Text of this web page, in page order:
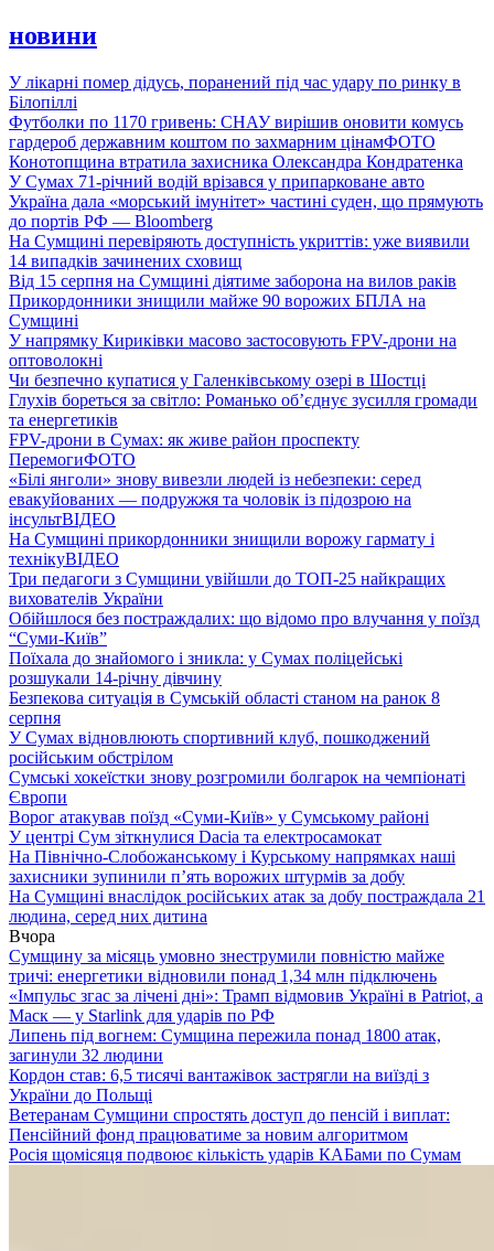
новини
У лікарні помер дідусь, поранений під час удару по ринку в
Білопіллі
Футболки по 1170 гривень: СНАУ вирішив оновити комусь
гардероб державним коштом по захмарним цінамФОТО
Конотопщина втратила захисника Олександра Кондратенка
У Сумах 71-річний водій врізався у припарковане авто
Україна дала «морський імунітет» частині суден, що прямують
до портів РФ — Bloomberg
На Сумщині перевіряють доступність укриттів: уже виявили
14 випадків зачинених сховищ
Від 15 серпня на Сумщині діятиме заборона на вилов раків
Прикордонники знищили майже 90 ворожих БПЛА на
Сумщині
У напрямку Кириківки масово застосовують FPV-дрони на
оптоволокні
Чи безпечно купатися у Галенківському озері в Шостці
Глухів бореться за світло: Романько об’єднує зусилля громади
та енергетиків
FPV-дрони в Сумах: як живе район проспекту
ПеремогиФОТО
«Білі янголи» знову вивезли людей із небезпеки: серед
евакуйованих — подружжя та чоловік із підозрою на
інсультВІДЕО
На Сумщині прикордонники знищили ворожу гармату і
технікуВІДЕО
Три педагоги з Сумщини увійшли до ТОП-25 найкращих
вихователів України
Обійшлося без постраждалих: що відомо про влучання у поїзд
“Суми-Київ”
Поїхала до знайомого і зникла: у Сумах поліцейські
розшукали 14-річну дівчину
Безпекова ситуація в Сумській області станом на ранок 8
серпня
У Сумах відновлюють спортивний клуб, пошкоджений
російським обстрілом
Сумські хокеїстки знову розгромили болгарок на чемпіонаті
Європи
Ворог атакував поїзд «Суми-Київ» у Сумському районі
У центрі Сум зіткнулися Dacia та електросамокат
На Північно-Слобожанському і Курському напрямках наші
захисники зупинили п’ять ворожих штурмів за добу
На Сумщині внаслідок російських атак за добу постраждала 21
людина, серед них дитина
Вчора
Сумщину за місяць умовно знеструмили повністю майже
тричі: енергетики відновили понад 1,34 млн підключень
«Імпульс згас за лічені дні»: Трамп відмовив Україні в Patriot, а
Маск — у Starlink для ударів по РФ
Липень під вогнем: Сумщина пережила понад 1800 атак,
загинули 32 людини
Кордон став: 6,5 тисячі вантажівок застрягли на виїзді з
України до Польщі
Ветеранам Сумщини спростять доступ до пенсій і виплат:
Пенсійний фонд працюватиме за новим алгоритмом
Росія щомісяця подвоює кількість ударів КАБами по Сумам